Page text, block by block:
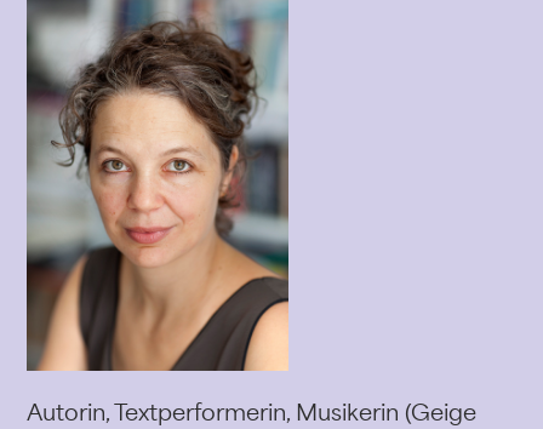
Autorin, Textperformerin, Musikerin (Geige